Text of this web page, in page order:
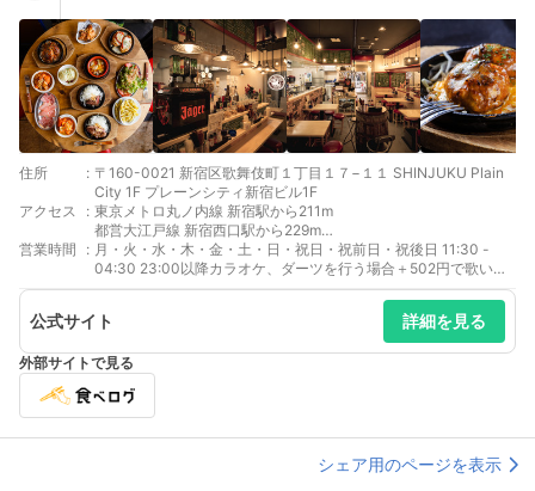
住所 : 〒160-0021 新宿区歌舞伎町１丁目１７−１１ SHINJUKU Plain
City 1F プレーンシティ新宿ビル1F
アクセス
: 東京メトロ丸ノ内線 新宿駅から211m
都営大江戸線 新宿西口駅から229m
西武新宿線 西武新宿駅から270m
小田急線 新宿駅から347m
営業時間 : 月・火・水・木・金・土・日・祝日・祝前日・祝後日 11:30 -
04:30 23:00以降カラオケ、ダーツを行う場合＋502円で歌い放
題、飲み放題になります。
公式サイト 詳細を見る
外部サイトで見る
シェア用のページを表示